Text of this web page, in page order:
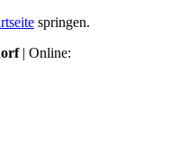
springen.
| Online: